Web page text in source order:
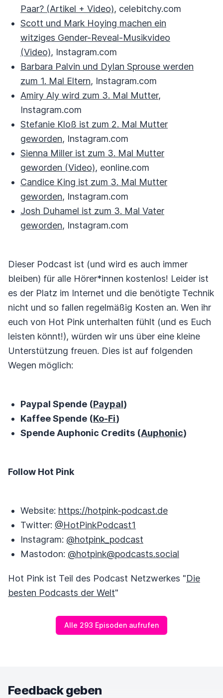
Paar? (Artikel + Video), celebitchy.com
Scott und Mark Hoying machen ein
witziges Gender-Reveal-Musikvideo
(Video), Instagram.com
Barbara Palvin und Dylan Sprouse werden
zum 1. Mal Eltern, Instagram.com
Amiry Aly wird zum 3. Mal Mutter,
Instagram.com
Stefanie Kloß ist zum 2. Mal Mutter
geworden, Instagram.com
Sienna Miller ist zum 3. Mal Mutter
geworden (Video), eonline.com
Candice King ist zum 3. Mal Mutter
geworden, Instagram.com
Josh Duhamel ist zum 3. Mal Vater
geworden, Instagram.com
Dieser Podcast ist (und wird es auch immer
bleiben) für alle Hörer*innen kostenlos! Leider ist
es der Platz im Internet und die benötigte Technik
nicht und so fallen regelmäßig Kosten an. Wen ihr
euch von Hot Pink unterhalten fühlt (und es Euch
leisten könnt!), würden wir uns über eine kleine
Unterstützung freuen. Dies ist auf folgenden
Wegen möglich:
Paypal Spende (Paypal)
Kaffee Spende (Ko-Fi)
Spende Auphonic Credits (Auphonic)
Follow Hot Pink
Website: https://hotpink-podcast.de
Twitter: @HotPinkPodcast1
Instagram: @hotpink_podcast
Mastodon: @hotpink@podcasts.social
Hot Pink ist Teil des Podcast Netzwerkes "Die
besten Podcasts der Welt"
Alle 293 Episoden aufrufen
Feedback geben